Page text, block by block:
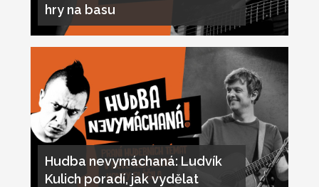
hry na basu
Hudba nevymáchaná: Ludvík
Kulich poradí, jak vydělat